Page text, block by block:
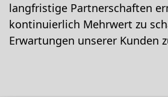
langfristige Partnerschaften
kontinuierlich Mehrwert zu
Erwartungen unserer Kunden